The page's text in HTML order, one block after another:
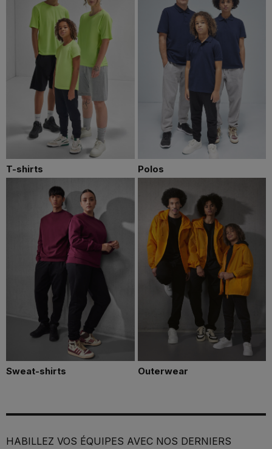
T-shirts Polos
Sweat-shirts Outerwear
HABILLEZ VOS ÉQUIPES AVEC NOS DERNIERS